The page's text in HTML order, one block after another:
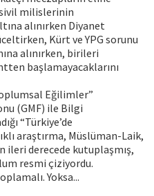
milislerinin
alınırken Diyanet
Kürt ve YPG sorunu
alınırken, birileri
başlamayacaklarını
Eğilimler”
(GMF) ile Bilgi
“Türkiye’de
araştırma, Müslüman-Laik,
ileri derecede kutuplaşmış,
resmi çiziyordu.
Yoksa...